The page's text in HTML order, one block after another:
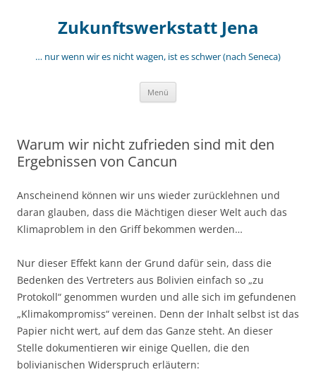
springenZukunftswerkstatt Jena
… nur wenn wir es nicht wagen, ist es schwer (nach Seneca)
Menü
Warum wir nicht zufrieden sind mit den
Ergebnissen von Cancun
Anscheinend können wir uns wieder zurücklehnen und
daran glauben, dass die Mächtigen dieser Welt auch das
Klimaproblem in den Griff bekommen werden…
Nur dieser Effekt kann der Grund dafür sein, dass die
Bedenken des Vertreters aus Bolivien einfach so „zu
Protokoll“ genommen wurden und alle sich im gefundenen
„Klimakompromiss“ vereinen. Denn der Inhalt selbst ist das
Papier nicht wert, auf dem das Ganze steht. An dieser
Stelle dokumentieren wir einige Quellen, die den
bolivianischen Widerspruch erläutern: